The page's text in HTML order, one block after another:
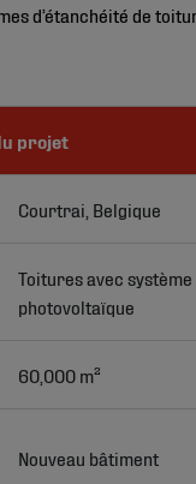
d’étanchéité de
projet
Courtrai, Belgique
Toitures avec système
photovoltaïque
60,000 m²
Nouveau bâtiment